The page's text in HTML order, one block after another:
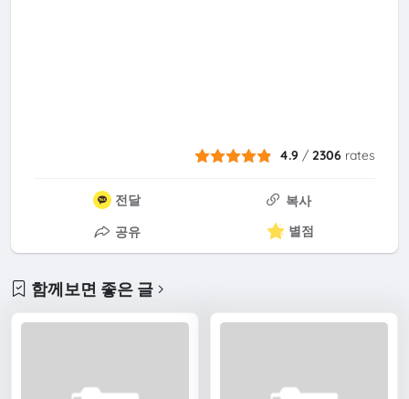
4.9 /2306 rates
전달
복사
공유
별점
함께보면 좋은 글